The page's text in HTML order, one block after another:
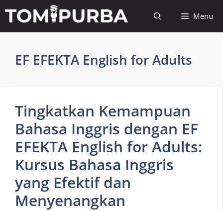
isi
Menu
EF EFEKTA English for Adults
Tingkatkan Kemampuan
Bahasa Inggris dengan EF
EFEKTA English for Adults:
Kursus Bahasa Inggris
yang Efektif dan
Menyenangkan